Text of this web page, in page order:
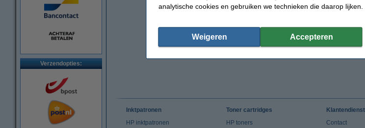
Verzendopties:
Inktpatronen
HP inktpatronen
Toner cartridges
HP toners
Klantendienst
Contact
analytische cookies en gebruiken we technieken die daarop lijken.
Weigeren Accepteren